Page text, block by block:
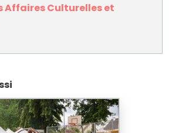
Affaires Culturelles et